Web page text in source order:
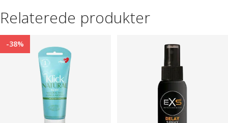
Relaterede produkter
-38%